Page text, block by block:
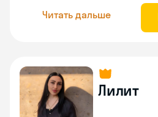
Читать дальше
Лилит